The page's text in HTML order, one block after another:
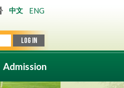
中文 ENG
Admission